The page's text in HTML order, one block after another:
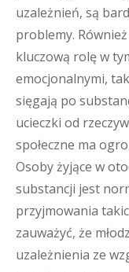
uzależnień, są
problemy.
kluczową rolę w
emocjonalnymi,
sięgają po
ucieczki od
społeczne ma
Osoby żyjące w
substancji jest
przyjmowania
zauważyć, że
uzależnienia ze